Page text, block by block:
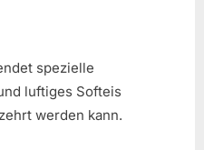
spezielle
luftiges Softeis
werden kann.